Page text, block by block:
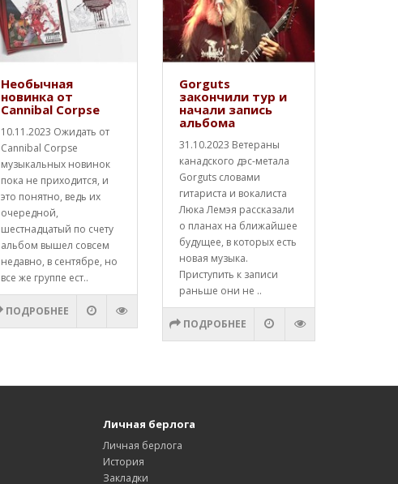
Необычная
новинка от
Cannibal Corpse
10.11.2023 Ожидать от
Cannibal Corpse
музыкальных новинок
пока не приходится, и
это понятно, ведь их
очередной,
шестнадцатый по счету
альбом вышел совсем
недавно, в сентябре, но
все же группе ест..
ПОДРОБНЕЕ
Gorguts
закончили тур и
начали запись
альбома
31.10.2023 Ветераны
канадского дэс-метала
Gorguts словами
гитариста и вокалиста
Люка Лемэя рассказали
о планах на ближайшее
будущее, в которых есть
новая музыка.
Приступить к записи
раньше они не ..
ПОДРОБНЕЕ
Личная берлога
Личная берлога
История
Закладки